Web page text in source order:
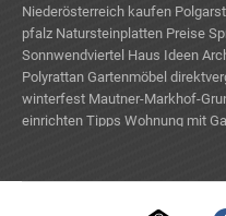
Niederösterreich kaufen
pfalz Natursteinplatten Preise
Sonnwendviertel Haus Ideen
Polyrattan Gartenmöbel
winterfest Mautner-Markhof-
einrichten Tipps Wohnung mit